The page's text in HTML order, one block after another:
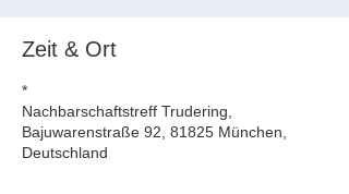
Zeit & Ort
*
Nachbarschaftstreff Trudering,
Bajuwarenstraße 92, 81825 München,
Deutschland